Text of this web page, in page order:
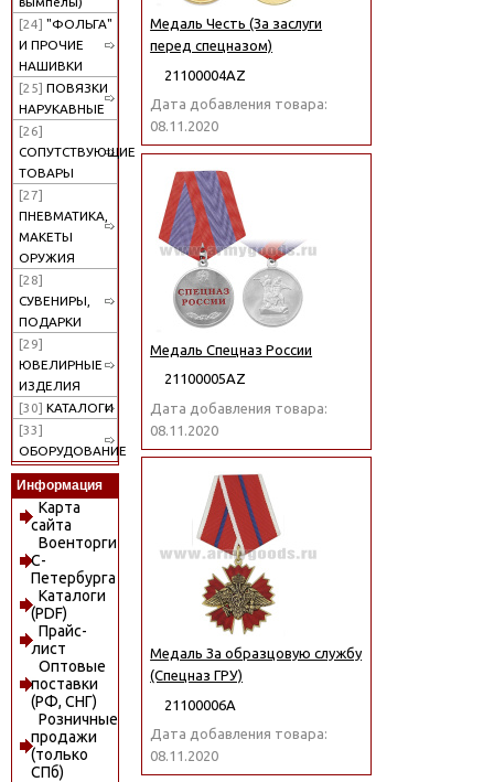
[24] "ФОЛЬГА"
И ПРОЧИЕ
НАШИВКИ
[25] ПОВЯЗКИ
НАРУКАВНЫЕ
[26]
СОПУТСТВУЮЩИЕ
ТОВАРЫ
[27]
ПНЕВМАТИКА,
МАКЕТЫ
ОРУЖИЯ
[28]
СУВЕНИРЫ,
ПОДАРКИ
[29]
ЮВЕЛИРНЫЕ
ИЗДЕЛИЯ
[30] КАТАЛОГИ
[33]
ОБОРУДОВАНИЕ
Информация
Карта
сайта
Военторги
С-
Петербурга
Каталоги
(PDF)
Прайс-
лист
Оптовые
поставки
(РФ, СНГ)
Розничные
продажи
(только
СПб)
Медаль Честь (За заслуги
перед спецназом)
21100004АZ
Дата добавления товара:
08.11.2020
Медаль Спецназ России
21100005АZ
Дата добавления товара:
08.11.2020
Медаль За образцовую службу
(Спецназ ГРУ)
21100006А
Дата добавления товара:
08.11.2020